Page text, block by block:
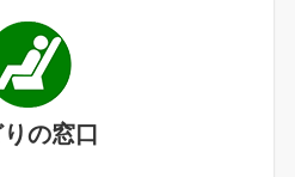
の窓口